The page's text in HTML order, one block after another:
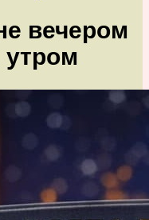
вечером